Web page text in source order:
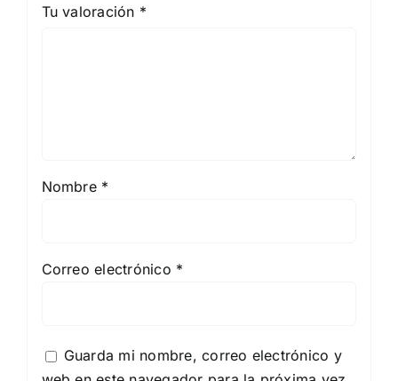
Tu valoración *
Nombre *
Correo electrónico *
Guarda mi nombre, correo electrónico y